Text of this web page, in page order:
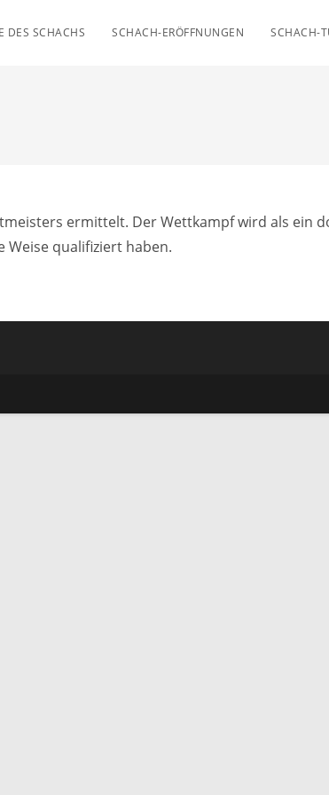
DES SCHACHS SCHACH-ERÖFFNUNGEN SCHACH-
ermittelt. Der Wettkampf wird als ein
Weise qualifiziert haben.